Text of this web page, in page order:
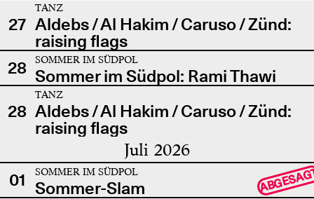
27
TANZ
Aldebs / Al Hakim / Caruso / Zünd:
raising flags
28
SOMMER IM SÜDPOL
Sommer im Südpol: Rami Thawi
28
TANZ
Aldebs / Al Hakim / Caruso / Zünd:
raising flags
Juli 2026
01 SOMMER IM SÜDPOL
Sommer-Slam